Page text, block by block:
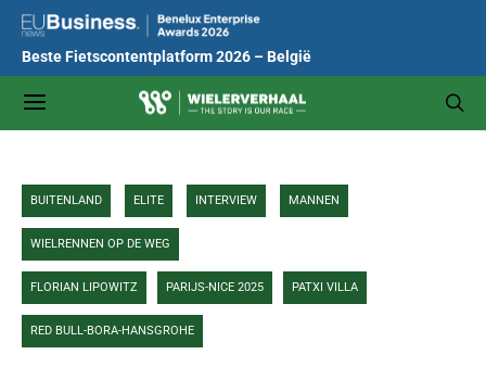
Beste Fietscontentplatform 2026 – België
BUITENLAND ELITE INTERVIEW MANNEN
WIELRENNEN OP DE WEG
FLORIAN LIPOWITZ PARIJS-NICE 2025 PATXI VILLA
RED BULL-BORA-HANSGROHE